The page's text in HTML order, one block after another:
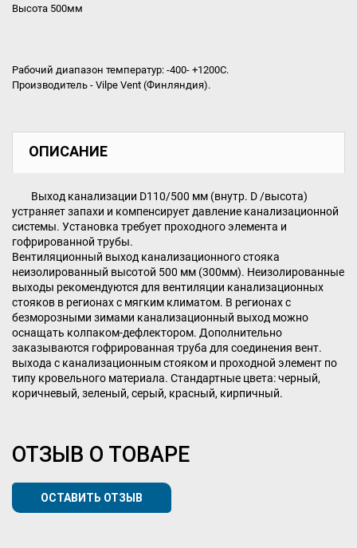
Высота 500мм
Рабочий диапазон температур: -400- +1200С.
Производитель - Vilpe Vent (Финляндия).
ОПИСАНИЕ
Выход канализации D110/500 мм (внутр. D /высота)
устраняет запахи и компенсирует давление канализационной
системы. Установка требует проходного элемента и
гофрированной трубы.
Вентиляционный выход канализационного стояка
неизолированный высотой 500 мм (300мм). Неизолированные
выходы рекомендуются для вентиляции канализационных
стояков в регионах с мягким климатом. В регионах с
безморозными зимами канализационный выход можно
оснащать колпаком-дефлектором. Дополнительно
заказываются гофрированная труба для соединения вент.
выхода с канализационным стояком и проходной элемент по
типу кровельного материала. Стандартные цвета: черный,
коричневый, зеленый, серый, красный, кирпичный.
ОТЗЫВ О ТОВАРЕ
ОСТАВИТЬ ОТЗЫВ